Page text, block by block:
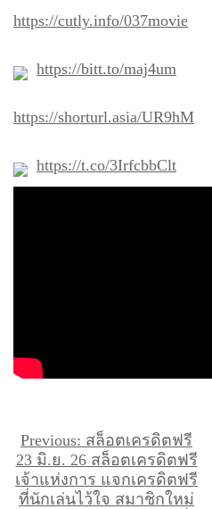
https://cutly.info/037movie
https://bitt.to/maj4um
https://shorturl.asia/UR9hM
https://t.co/3IrfcbbClt
แ
น
ะ
Previous: สล็อตเครดิตฟรี
23 มิ.ย. 26 สล็อตเครดิตฟรี
เจ้าแห่งการ แจกเครดิตฟรี
ที่นักเล่นไว้ใจ สมาชิกใหม่